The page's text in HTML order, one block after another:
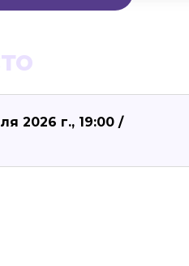
2026 г., 19:00 /